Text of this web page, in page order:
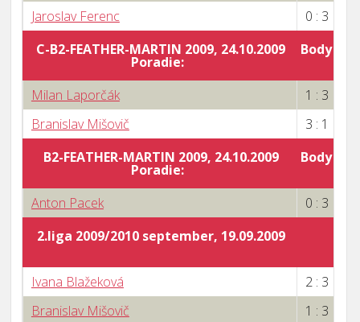
Jaroslav Ferenc
0 : 3
C-B2-FEATHER-MARTIN 2009, 24.10.2009
Poradie:
Body za
Milan Laporčák
1 : 3
Branislav Mišovič
3 : 1
B2-FEATHER-MARTIN 2009, 24.10.2009
Poradie:
Body za
Anton Pacek
0 : 3
2.liga 2009/2010 september, 19.09.2009
Ivana Blažeková
2 : 3
Branislav Mišovič
1 : 3